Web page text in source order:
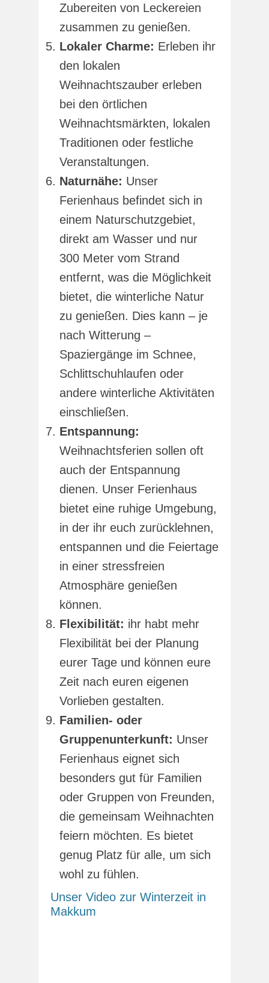
Zubereiten von Leckereien
zusammen zu genießen.
Lokaler Charme: Erleben ihr
den lokalen
Weihnachtszauber erleben
bei den örtlichen
Weihnachtsmärkten, lokalen
Traditionen oder festliche
Veranstaltungen.
Naturnähe: Unser
Ferienhaus befindet sich in
einem Naturschutzgebiet,
direkt am Wasser und nur
300 Meter vom Strand
entfernt, was die Möglichkeit
bietet, die winterliche Natur
zu genießen. Dies kann – je
nach Witterung –
Spaziergänge im Schnee,
Schlittschuhlaufen oder
andere winterliche Aktivitäten
einschließen.
Entspannung:
Weihnachtsferien sollen oft
auch der Entspannung
dienen. Unser Ferienhaus
bietet eine ruhige Umgebung,
in der ihr euch zurücklehnen,
entspannen und die Feiertage
in einer stressfreien
Atmosphäre genießen
können.
Flexibilität: ihr habt mehr
Flexibilität bei der Planung
eurer Tage und können eure
Zeit nach euren eigenen
Vorlieben gestalten.
Familien- oder
Gruppenunterkunft: Unser
Ferienhaus eignet sich
besonders gut für Familien
oder Gruppen von Freunden,
die gemeinsam Weihnachten
feiern möchten. Es bietet
genug Platz für alle, um sich
wohl zu fühlen.
Unser Video zur Winterzeit in
Makkum